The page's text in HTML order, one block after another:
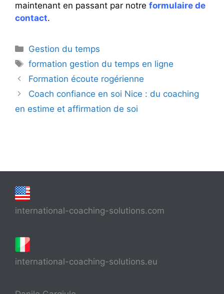
maintenant en passant par notre formulaire de
contact.
Catégories
Gestion du temps
Étiquettes
formation gestion du temps en ligne
Formation écoute rogérienne
Coach confiance en soi Nice : du coaching
en estime et affirmation de soi
international-coaching-solutions.com
international-coaching-solutions.eu